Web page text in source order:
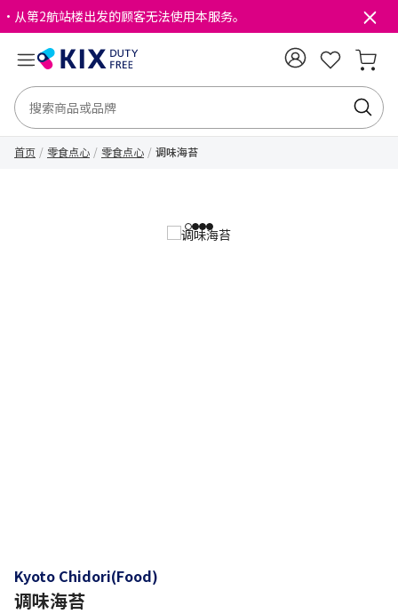
・从第2航站楼出发的顾客无法使用本服务。
首页 零食点心 零食点心 调味海苔
1234
Kyoto Chidori(Food)
调味海苔